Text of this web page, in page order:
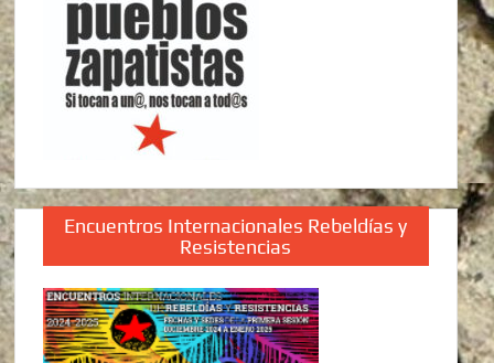
Encuentros Internacionales Rebeldías y
Resistencias